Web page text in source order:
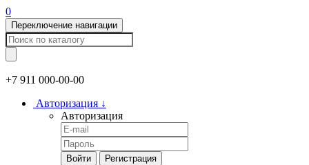
0
Переключение навигации
+7 911 000-00-00
Авторизация ↓
Авторизация
Войти Регистрация